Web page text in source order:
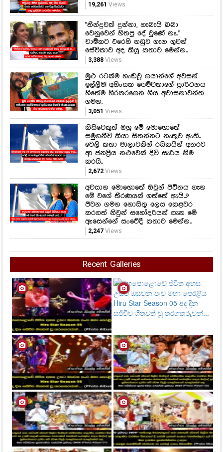
19,261 Views
"තීන්දුවක් දුන්නා, හැබැයි බබා
වෙනුවෙන් හිතපු දේ වුණේ නෑ.."
චාමිකට එරෙහි නඩුව ගැන ගුවන්
සේවිකාව අද කියූ කතාව මෙන්න..
3,388Views
මුළු රටක්ම හැඬවූ ගයාන්ගේ අවසන්
ඉල්ලීම! අහිංසක පෙම්වතාගේ ප්‍රාර්ථනය
හිතේම හිරකරගෙන ගිය අවාසනාවන්ත
ගමන.
3,051 Views
කිසිවෙකුත් ඔහු මේ මොහොතේ
සමුගනීවි කියා සිතන්නට නැතුව ඇති..
ටෙලි කතා මාලාවකින් රසිකයින් අතරට
ආ ජනප්‍රිය නළුවෙක් දිවි සැරිය නිම
කරයි..
2,672Views
අවසාන මොහොතේ ඔවුන් ජීවිතය ගැන
මේ වගේ තීරණයක් ගත්තේ ඇයි..?
ජීවන ගමන නොසිතූ ලෙස කෙළවර
කරගත් නිවුන් සහෝදරියන් ගැන මේ
ඇසෙන්නේ සංවේදී කතාව මෙන්න..
2,247Views
Recent Galleries